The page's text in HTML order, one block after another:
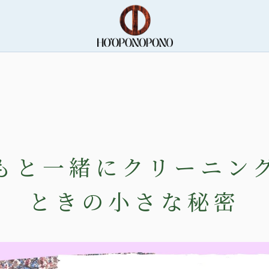
と一緒にクリーニン
ときの小さな秘密